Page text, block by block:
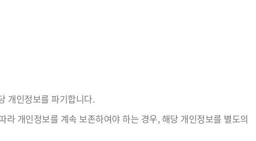
개인정보를 파기합니다.
개인정보를 계속 보존하여야 하는 경우, 해당 개인정보를 별도의